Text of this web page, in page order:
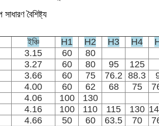
বৈশিষ্ট্য
ইঞ্চি H1 H2 H3 H4
3.15 60
80
3.27 60 80 95
125
3.66 60 75 76.2 88.3
4.00 60 62 68 75
4.06 100
130
4.16 100 110 115 130
4.66 50 60 63.5 70